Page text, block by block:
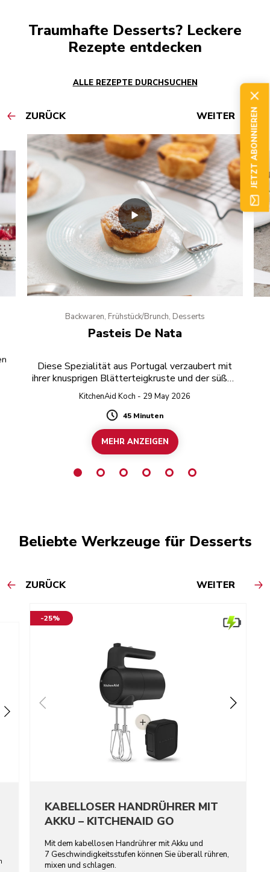
Traumhafte Desserts? Leckere
Rezepte entdecken
ALLE REZEPTE DURCHSUCHEN
ZURÜCK WEITER
Backwaren, Frühstück/Brunch, Desserts
Pasteis De Nata
Diese Spezialität aus Portugal verzaubert mit
ihrer knusprigen Blätterteigkruste und der süßen
Puddingfüllung.
KitchenAid Koch - 29 May 2026
Duration
45 Minuten
MEHR ANZEIGEN
Beliebte Werkzeuge für Desserts
ZURÜCK WEITER
-25%
KABELLOSER HANDRÜHRER MIT
AKKU – KITCHENAID GO
Mit dem kabellosen Handrührer mit Akku und
7 Geschwindigkeitsstufen können Sie überall rühren,
mixen und schlagen.
JETZT ABONNIEREN